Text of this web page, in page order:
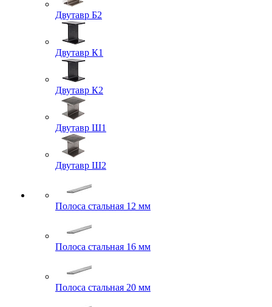
Двутавр Б2
Двутавр К1
Двутавр К2
Двутавр Ш1
Двутавр Ш2
Полоса стальная 12 мм
Полоса стальная 16 мм
Полоса стальная 20 мм